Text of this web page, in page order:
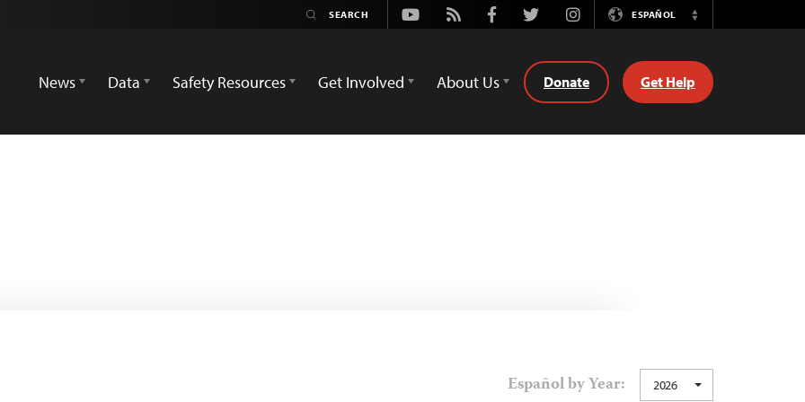
Youtube
Rss FacebookTwitterInstagramESPAÑOL
Switch
News
Data Safety Resources Get Involved About Us Donate Get Help
Español by Year: 2026